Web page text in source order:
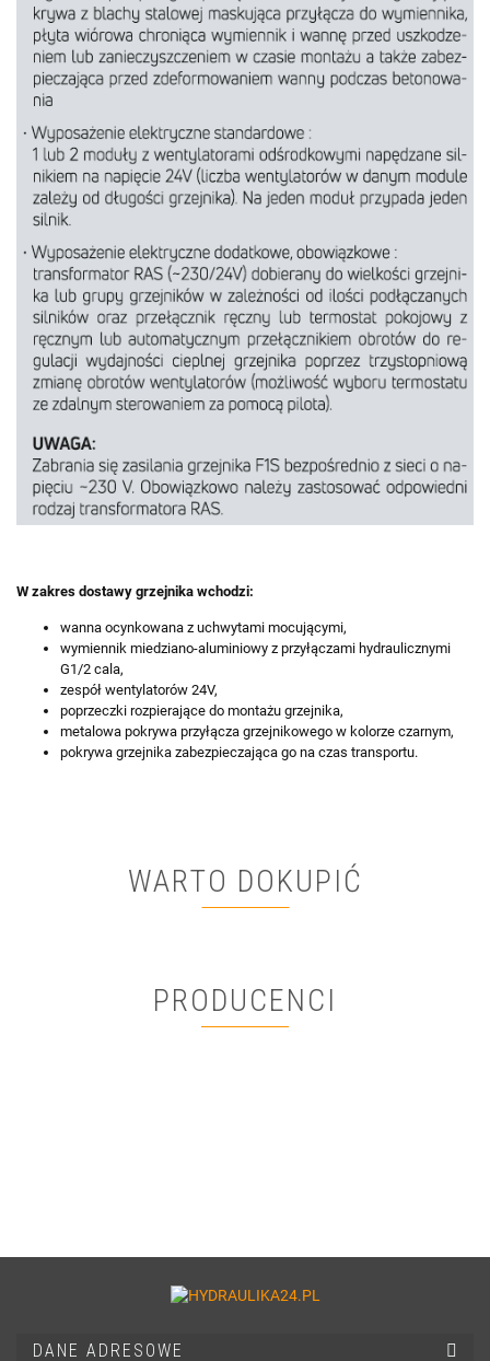
W zakres dostawy grzejnika wchodzi:
wanna ocynkowana z uchwytami mocującymi,
wymiennik miedziano-aluminiowy z przyłączami hydraulicznymi
G1/2 cala,
zespół wentylatorów 24V,
poprzeczki rozpierające do montażu grzejnika,
metalowa pokrywa przyłącza grzejnikowego w kolorze czarnym,
pokrywa grzejnika zabezpieczająca go na czas transportu.
WARTO DOKUPIĆ
PRODUCENCI
DANE ADRESOWE